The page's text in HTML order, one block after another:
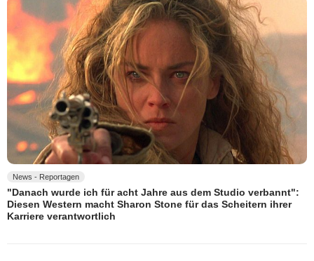
News - Reportagen
"Danach wurde ich für acht Jahre aus dem Studio verbannt":
Diesen Western macht Sharon Stone für das Scheitern ihrer
Karriere verantwortlich